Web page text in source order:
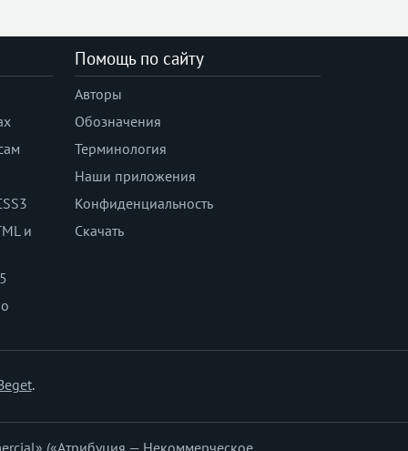
и
Помощь по сайту
Авторы
Обозначения
Терминология
Наши приложения
Конфиденциальность
Скачать
.
(«Атрибуция — Некоммерческое